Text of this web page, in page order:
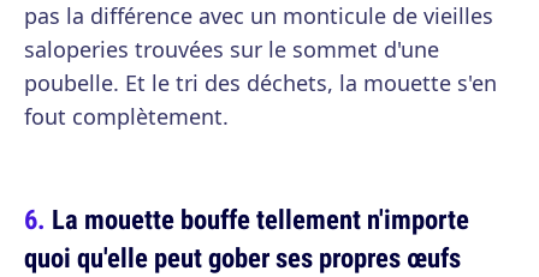
pas la différence avec un monticule de vieilles
saloperies trouvées sur le sommet d'une
poubelle. Et le tri des déchets, la mouette s'en
fout complètement.
La mouette bouffe tellement n'importe
quoi qu'elle peut gober ses propres œufs